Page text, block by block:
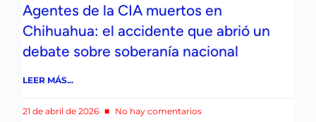
Agentes de la CIA muertos en
Chihuahua: el accidente que abrió un
debate sobre soberanía nacional
LEER MÁS...
21 de abril de 2026 No hay comentarios